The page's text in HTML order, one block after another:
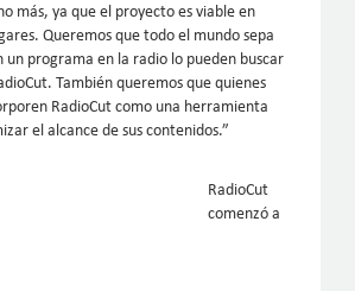
más, ya que el proyecto es viable en
Queremos que todo el mundo sepa
un programa en la radio lo pueden buscar
También queremos que quienes
RadioCut como una herramienta
el alcance de sus contenidos.”
RadioCut
comenzó a